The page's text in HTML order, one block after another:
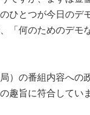
ひとつが今日のデ
「何のためのデモ
）の番組内容への
趣旨に符合してい